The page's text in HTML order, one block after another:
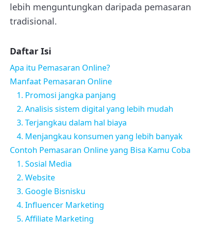
lebih menguntungkan daripada pemasaran
tradisional.
Daftar Isi
Apa itu Pemasaran Online?
Manfaat Pemasaran Online
1. Promosi jangka panjang
2. Analisis sistem digital yang lebih mudah
3. Terjangkau dalam hal biaya
4. Menjangkau konsumen yang lebih banyak
Contoh Pemasaran Online yang Bisa Kamu Coba
1. Sosial Media
2. Website
3. Google Bisnisku
4. Influencer Marketing
5. Affiliate Marketing